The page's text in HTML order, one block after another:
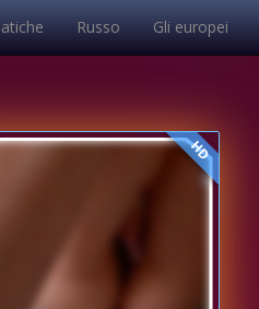
Russo Gli europei
HD